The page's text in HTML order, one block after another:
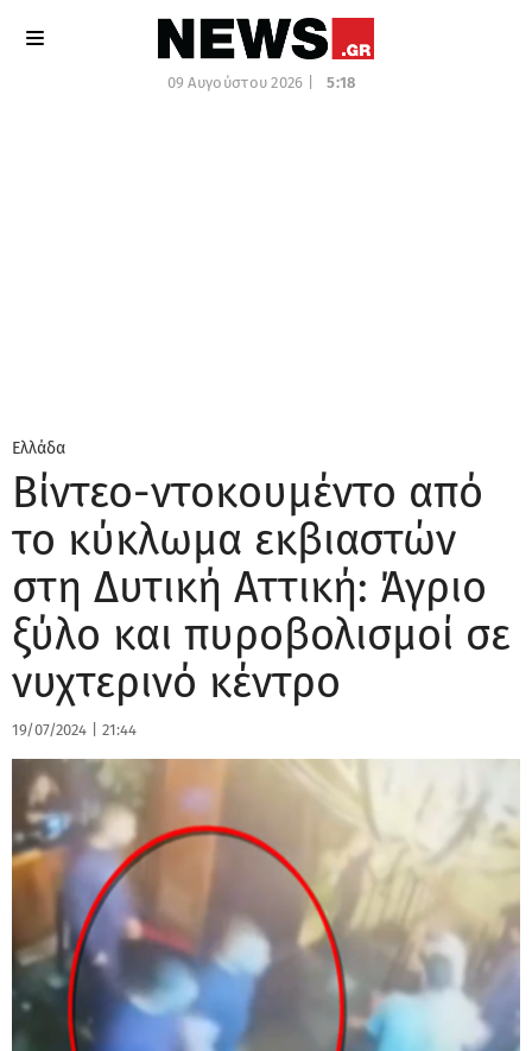
09 Αυγούστου 2026 | 5:18
Ελλάδα
Βίντεο-ντοκουμέντο από
το κύκλωμα εκβιαστών
στη Δυτική Αττική: Άγριο
ξύλο και πυροβολισμοί σε
νυχτερινό κέντρο
19/07/2024 21:44